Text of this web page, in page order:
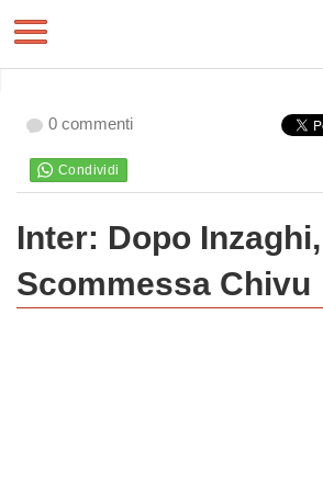
0 commenti
Inter: Dopo
Scommessa Chivu